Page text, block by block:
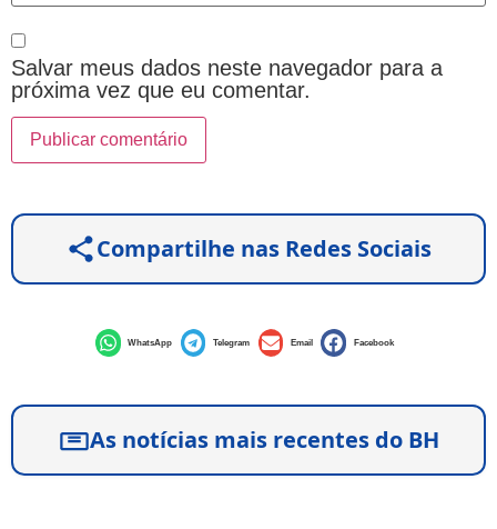
Salvar meus dados neste navegador para a
próxima vez que eu comentar.
Compartilhe nas Redes Sociais
WhatsApp Telegram Email Facebook
As notícias mais recentes do BH